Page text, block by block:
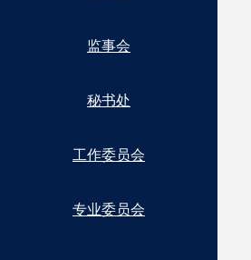
监事会
秘书处
工作委员会
专业委员会